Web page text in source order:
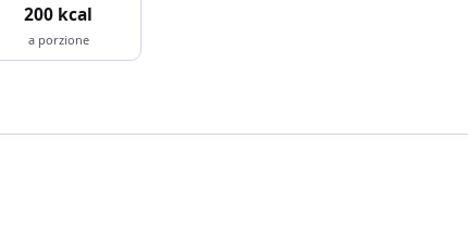
200 kcal
a porzione